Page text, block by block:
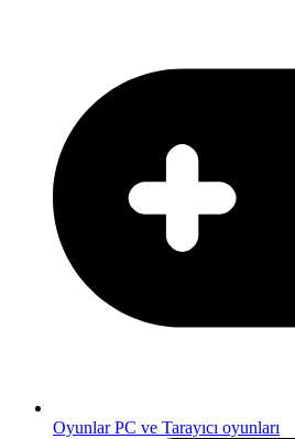
OyunlarPC ve Tarayıcı oyunları